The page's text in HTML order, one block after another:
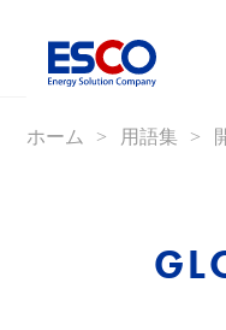
ホーム 用語集